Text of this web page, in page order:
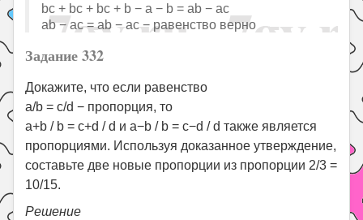
bc + bc + bc + b − a − b = ab − ac
ab − ac = ab − ac − равенство верно
Задание 332
Докажите, что если равенство
a/b = c/d − пропорция, то
a+b / b = c+d / d и a−b / b = c−d / d также является
пропорциями. Используя доказанное утверждение,
составьте две новые пропорции из пропорции 2/3 =
10/15.
Решение